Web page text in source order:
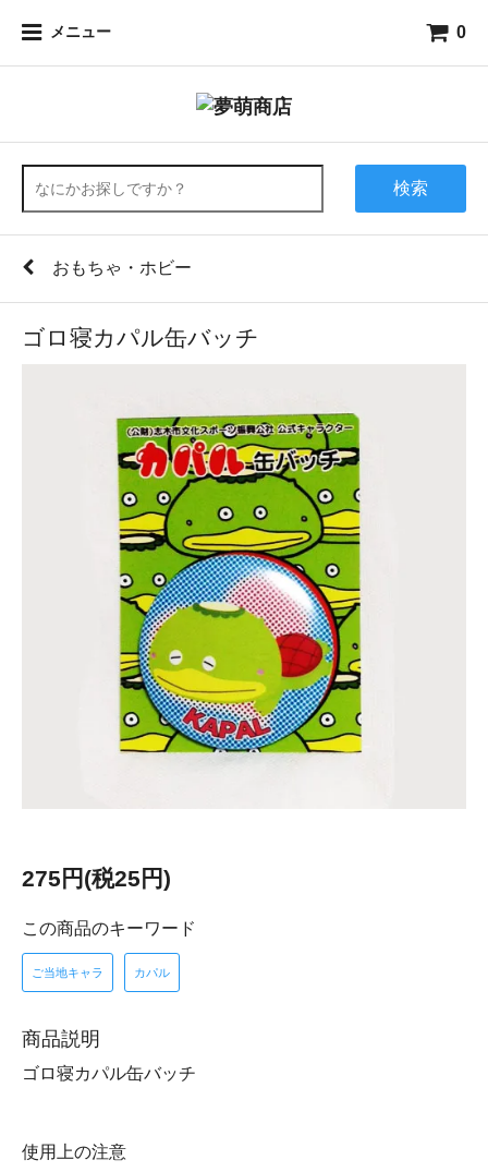
メニュー 0
検索
おもちゃ・ホビー
ゴロ寝カパル缶バッチ
275円(税25円)
この商品のキーワード
ご当地キャラ カパル
商品説明
ゴロ寝カパル缶バッチ
使用上の注意